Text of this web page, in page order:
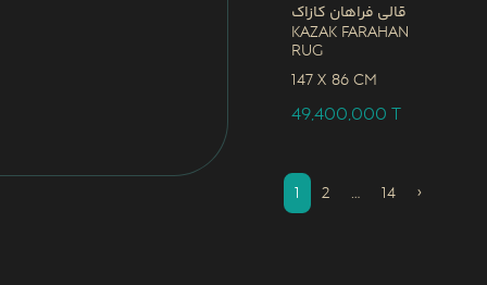
قالی فراهان کازاک
Kazak Farahan
Rug
147 x 86 CM
49,400,000T
1 2 … 14 ›